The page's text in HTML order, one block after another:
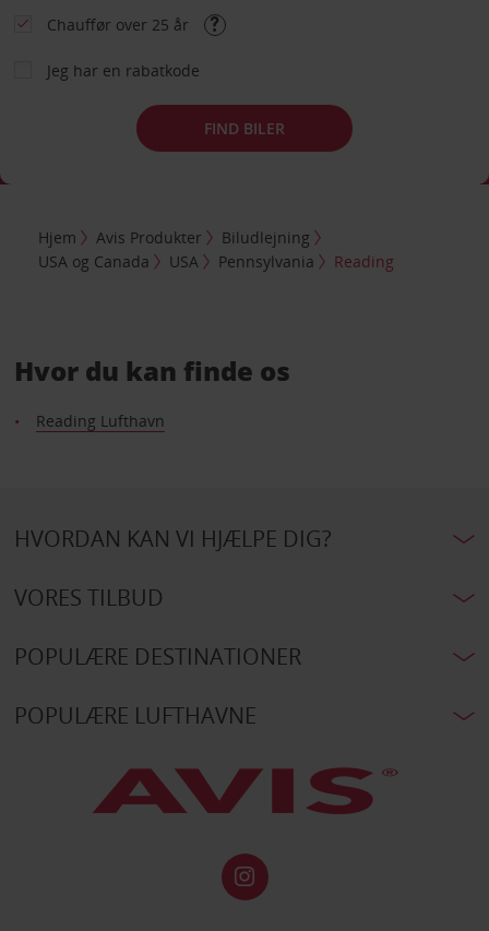
Chauffør over 25 år
Jeg har en rabatkode
FIND BILER
Hjem Avis Produkter
Biludlejning
USA og Canada
USA Pennsylvania Reading
Hvor du kan finde os
Reading Lufthavn
HVORDAN KAN VI HJÆLPE DIG?
VORES TILBUD
POPULÆRE DESTINATIONER
POPULÆRE LUFTHAVNE